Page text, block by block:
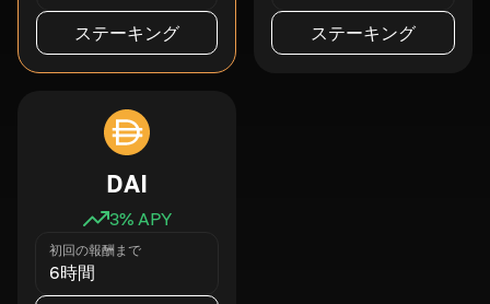
ステーキング ステーキング
DAI
3% APY
初回の報酬まで
6時間